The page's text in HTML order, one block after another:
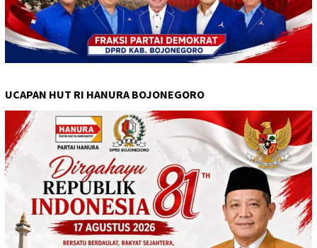
UCAPAN HUT RI HANURA BOJONEGORO